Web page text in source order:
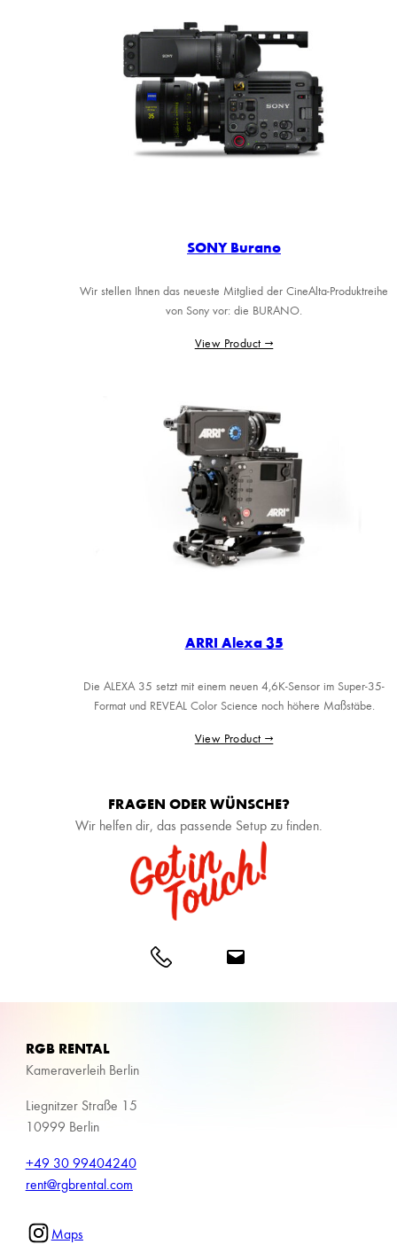
SONY Burano
Wir stellen Ihnen das neueste Mitglied der CineAlta-Produktreihe
von Sony vor: die BURANO.
View Product →
ARRI Alexa 35
Die ALEXA 35 setzt mit einem neuen 4,6K-Sensor im Super-35-
Format und REVEAL Color Science noch höhere Maßstäbe.
View Product →
FRAGEN ODER WÜNSCHE?
Wir helfen dir, das passende Setup zu finden.
RGB RENTAL
Kameraverleih Berlin
Liegnitzer Straße 15
10999 Berlin
+49 30 99404240
rent@rgbrental.com
Maps